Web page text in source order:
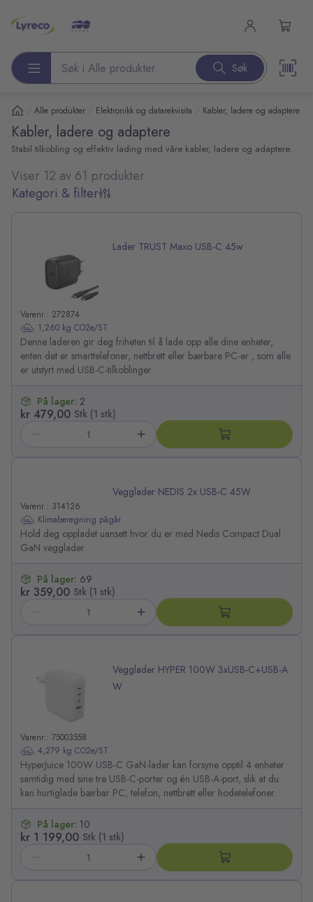
Søk etter produkter Søk
Alle produkter Elektronikk og datarekvisita Kabler, ladere og adaptere
Kabler, ladere og adaptere
Stabil tilkobling og effektiv lading med våre kabler, ladere og adaptere.
Kategori & filter
Viser 12 av 61 produkter
Lader TRUST Maxo USB-C 45w
Varenr.: 272874
1,260 kg CO2e/ST
Denne laderen gir deg friheten til å lade opp alle dine enheter,
enten det er smarttelefoner, nettbrett eller bærbare PC-er , som alle
er utstyrt med USB-C-tilkoblinger.
kr 479,00 Stk (1 stk)
På lager: 2
Vegglader NEDIS 2x USB-C 45W
Varenr.: 314126
Klimaberegning pågår
Hold deg oppladet uansett hvor du er med Nedis Compact Dual
GaN vegglader.
kr 359,00 Stk (1 stk)
På lager: 69
Vegglader HYPER 100W 3xUSB-C+USB-A
W
Varenr.: 75003558
4,279 kg CO2e/ST
HyperJuice 100W USB-C GaN-lader kan forsyne opptil 4 enheter
samtidig med sine tre USB-C-porter og én USB-A-port, slik at du
kan hurtiglade bærbar PC, telefon, nettbrett eller hodetelefoner.
kr 1 199,00 Stk (1 stk)
På lager: 10